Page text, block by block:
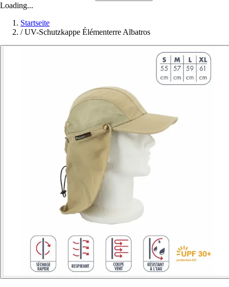
Loading...
Startseite
/ UV-Schutzkappe Élémenterre Albatros